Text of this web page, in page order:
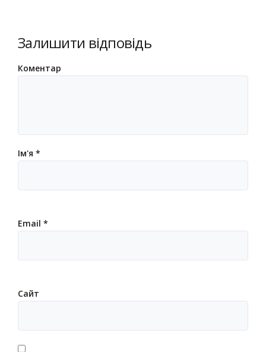
Залишити відповідь
Коментар
Ім'я *
Email *
Сайт